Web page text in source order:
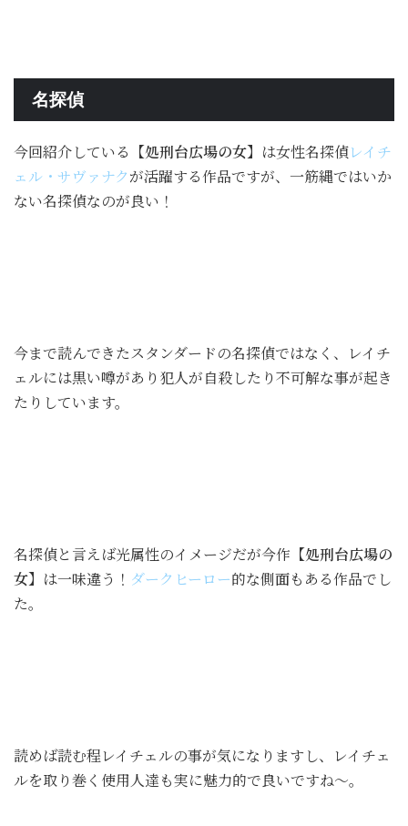
名探偵
今回紹介している 【処刑台広場の女】 は女性名探偵レイチ
ェル・サヴァナクが活躍する作品ですが、一筋縄ではいか
ない名探偵なのが良い！
今まで読んできたスタンダードの名探偵ではなく、レイチ
ェルには黒い噂があり犯人が自殺したり不可解な事が起き
たりしています。
名探偵と言えば光属性のイメージだが今作 【処刑台広場の
女】 は一味違う！ ダークヒーロー的な側面もある作品でし
た。
読めば読む程レイチェルの事が気になりますし、レイチェ
ルを取り巻く使用人達も実に魅力的で良いですね〜。